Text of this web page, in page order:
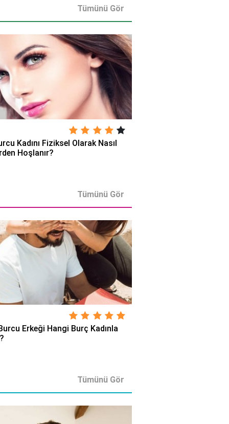
Tümünü Gör
Kadını Fiziksel Olarak Nasıl
Hoşlanır?
Tümünü Gör
Erkeği Hangi Burç Kadınla
Tümünü Gör